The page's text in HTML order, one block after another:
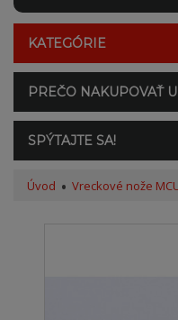
KATEGÓRIE
PREČO NAKUPOVAŤ
SPÝTAJTE SA!
Úvod Vreckové nože